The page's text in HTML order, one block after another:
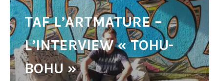
TAF L’ARTMATURE –
L’INTERVIEW « TOHU-
BOHU »